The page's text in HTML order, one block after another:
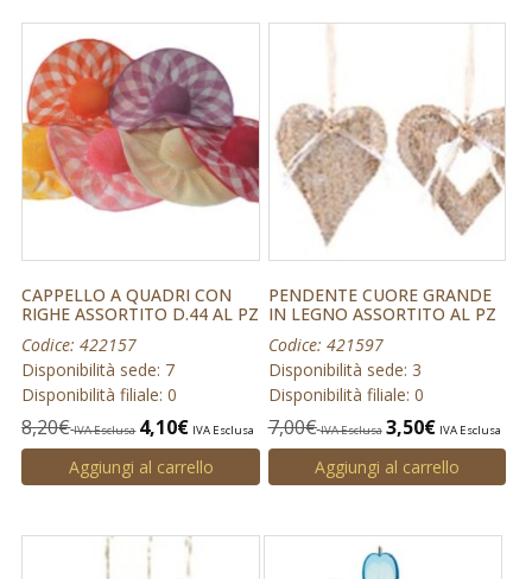
CAPPELLO A QUADRI CON
RIGHE ASSORTITO D.44 AL PZ
Codice: 422157
Disponibilità sede: 7
Disponibilità filiale: 0
8,20€ IVA Esclusa 4,10€ IVA Esclusa
Aggiungi al carrello
PENDENTE CUORE GRANDE
IN LEGNO ASSORTITO AL PZ
Codice: 421597
Disponibilità sede: 3
Disponibilità filiale: 0
7,00€ IVA Esclusa 3,50€ IVA Esclusa
Aggiungi al carrello